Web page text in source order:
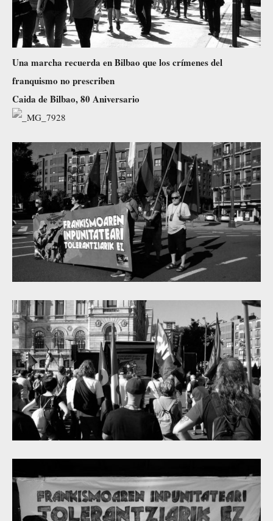
Una marcha recuerda en Bilbao que los crímenes del
franquismo no prescriben
Caida de Bilbao, 80 Aniversario